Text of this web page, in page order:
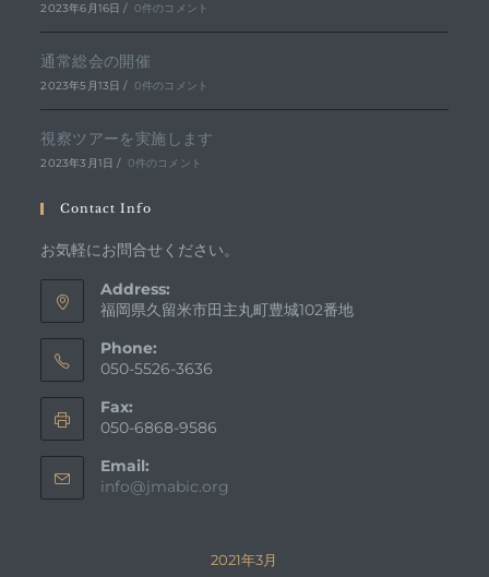
2023年6月16日 / 0件のコメント
通常総会の開催
2023年5月13日 / 0件のコメント
視察ツアーを実施します
2023年3月1日 / 0件のコメント
Contact Info
お気軽にお問合せください。
Address:
福岡県久留米市田主丸町豊城102番地
Phone:
050-5526-3636
Fax:
050-6868-9586
Email:
info@jmabic.org
ー
2021年3月